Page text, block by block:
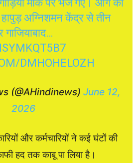
मौके पर भेजे गए। आग की
अग्निशमन केंद्र से तीन
DMHOHELOZH
(@AHindinews) June 12,
2026
और कर्मचारियों ने कई घंटों की
हद तक काबू पा लिया है।